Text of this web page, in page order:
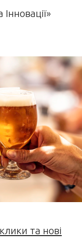
та нові